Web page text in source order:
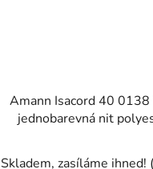
Amann Isacord 40 0138
jednobarevná nit
Skladem, zasíláme ihned!